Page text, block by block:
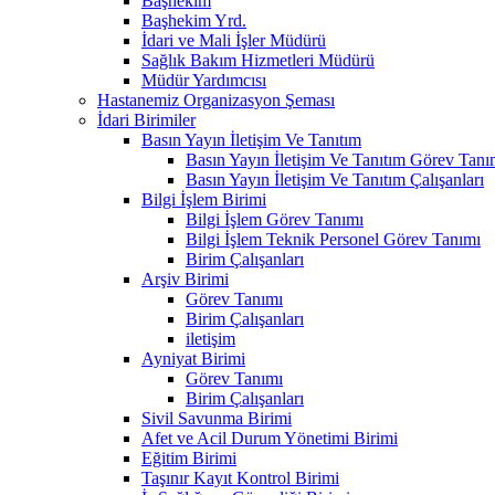
Başhekim Yrd.
İdari ve Mali İşler Müdürü
Sağlık Bakım Hizmetleri Müdürü
Müdür Yardımcısı
Hastanemiz Organizasyon Şeması
İdari Birimiler
Basın Yayın İletişim Ve Tanıtım
Basın Yayın İletişim Ve Tanıtım Görev
Basın Yayın İletişim Ve Tanıtım Çalışanları
Bilgi İşlem Birimi
Bilgi İşlem Görev Tanımı
Bilgi İşlem Teknik Personel Görev Tanımı
Birim Çalışanları
Arşiv Birimi
Görev Tanımı
Birim Çalışanları
iletişim
Ayniyat Birimi
Görev Tanımı
Birim Çalışanları
Sivil Savunma Birimi
Afet ve Acil Durum Yönetimi Birimi
Eğitim Birimi
Taşınır Kayıt Kontrol Birimi